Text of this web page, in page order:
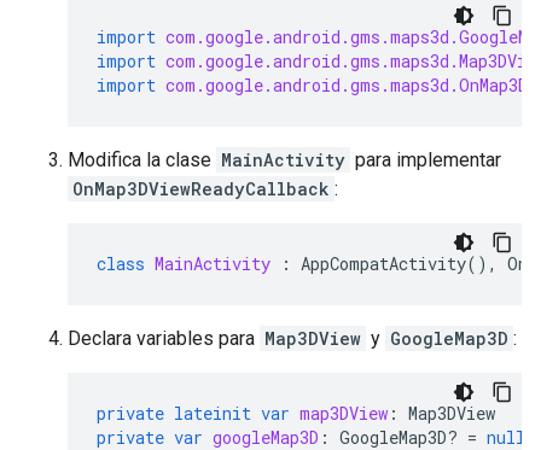
import
import
import
Modifica la clase MainActivity para implementar
OnMap3DViewReadyCallback :
class MainActivity : AppCompatActivity(),
Declara variables para Map3DView y GoogleMap3D :
private lateinit var map3DView : Map3DView
private var googleMap3D : GoogleMap3D? = null